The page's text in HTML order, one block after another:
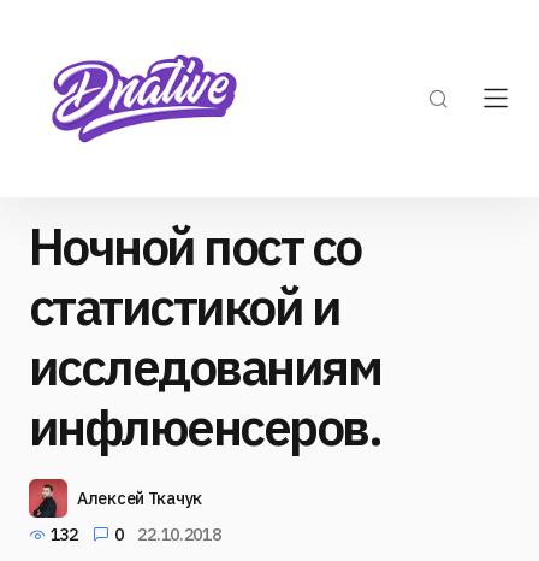
Ночной пост со
статистикой и
исследованиям
инфлюенсеров.
Алексей Ткачук
132
0 22.10.2018